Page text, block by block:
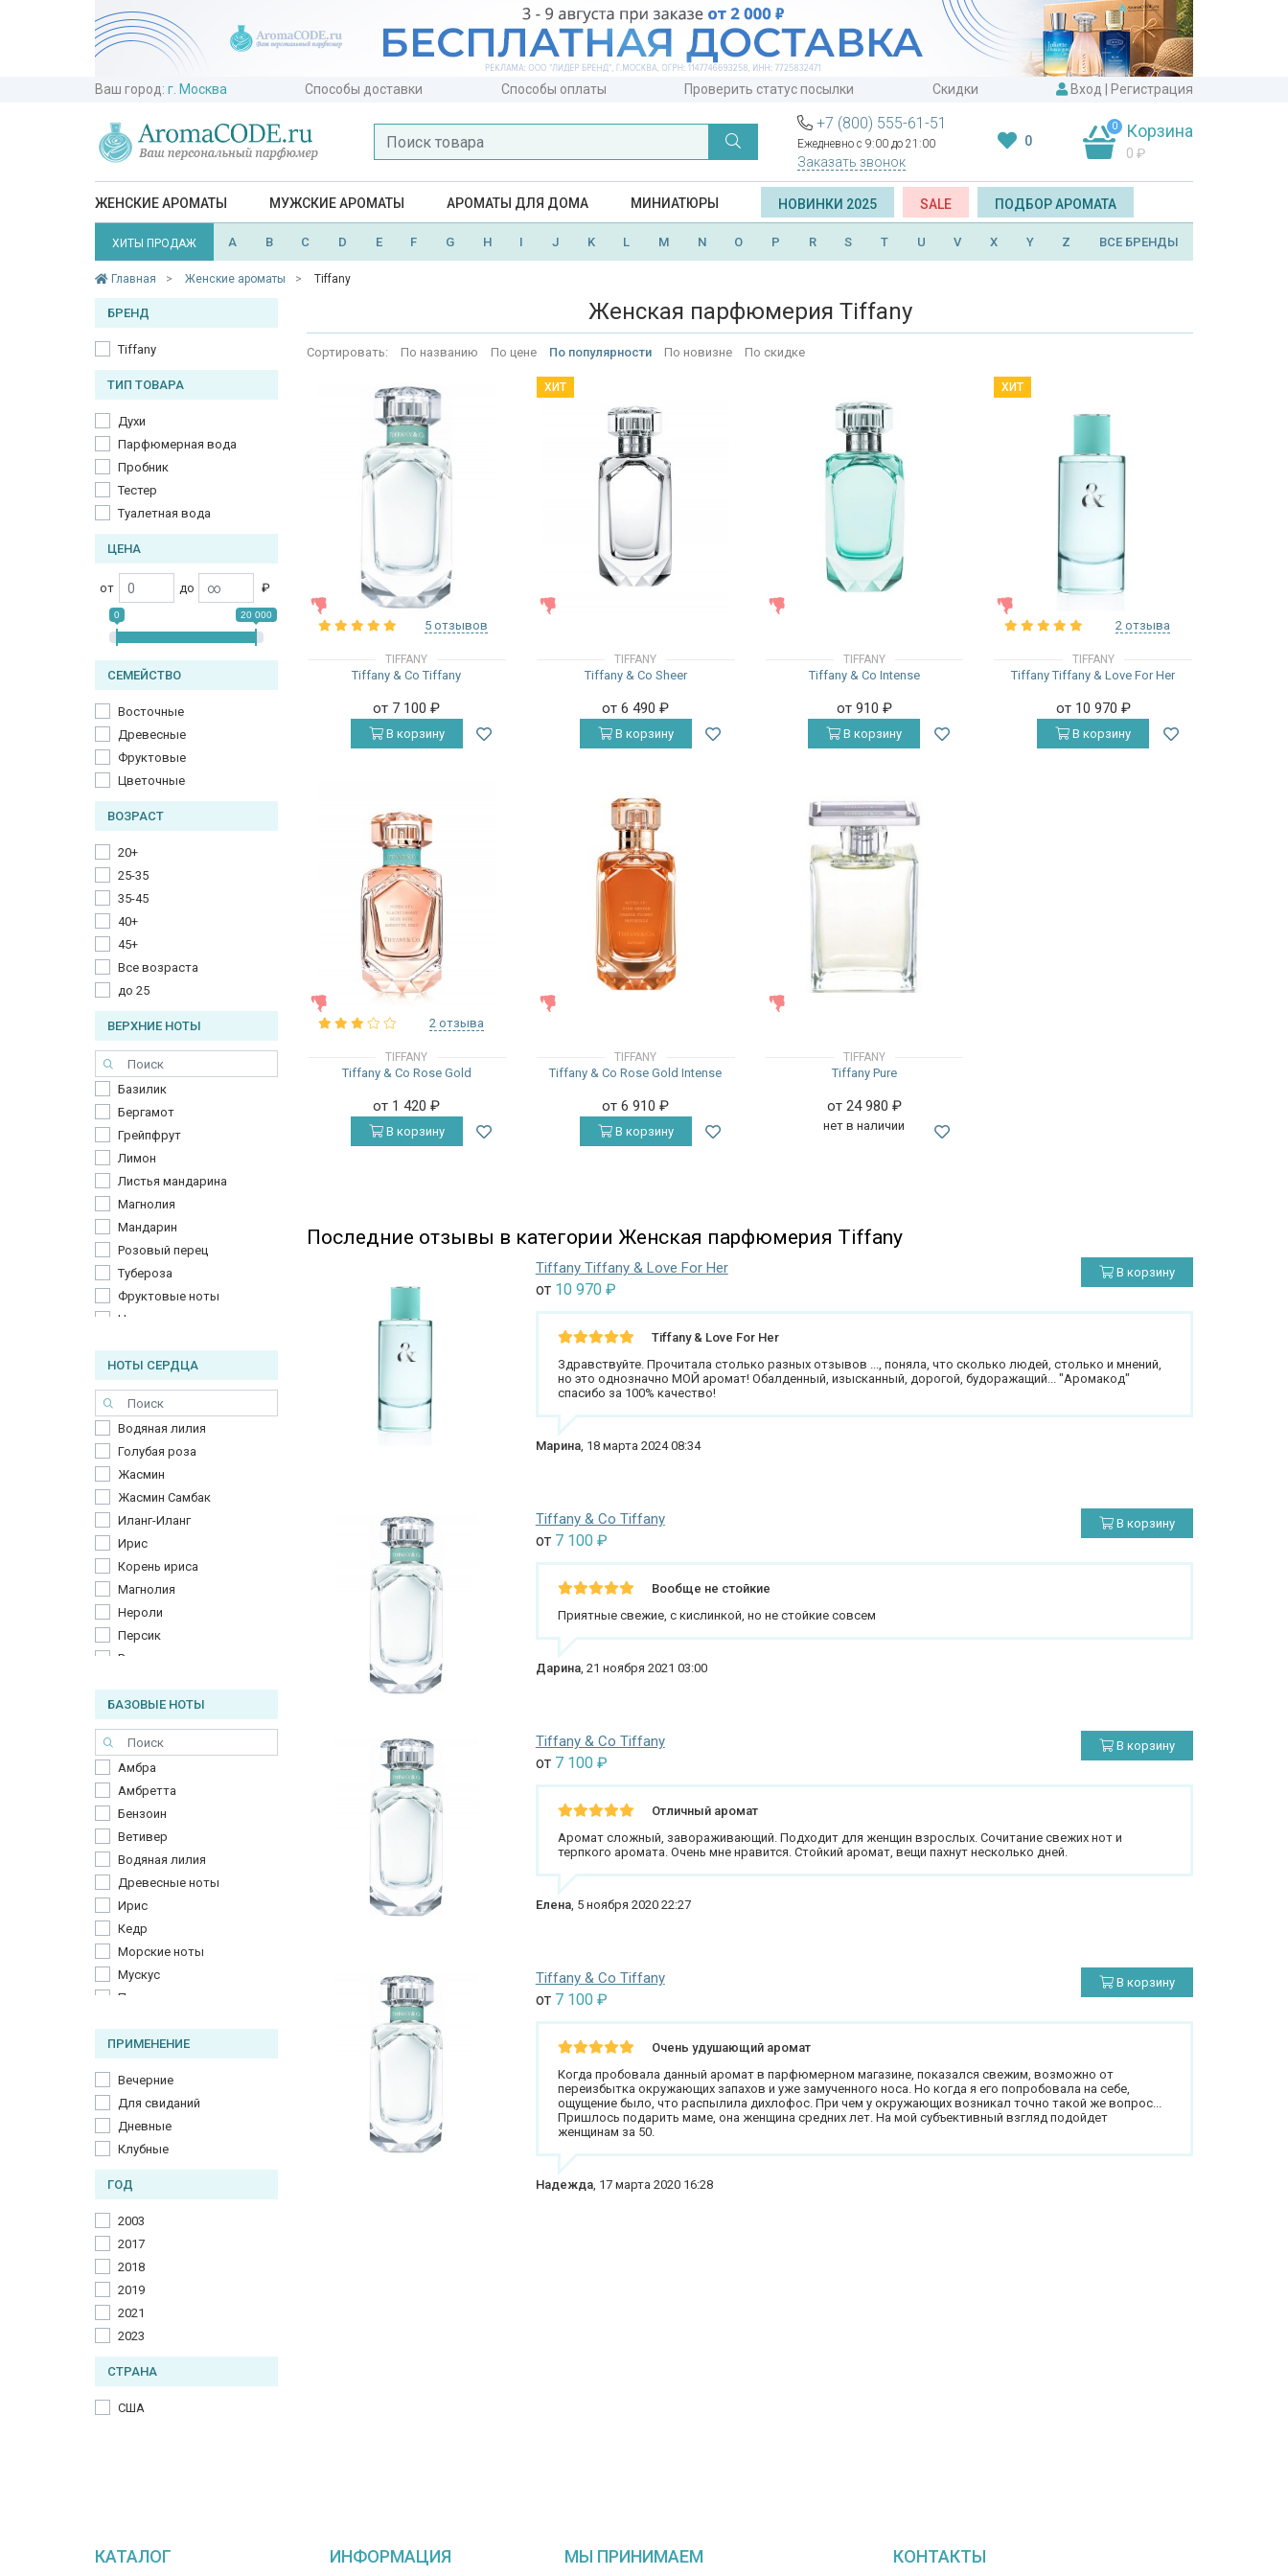
Ваш город: г. Москва Способы доставки Способы оплаты Проверить статус посылки Скидки Вход Регистрация
+7 (800) 555-61-51
Ежедневно с 9:00 до 21:00
Заказать звонок
0
0 Корзина
0 ₽
ЖЕНСКИЕ АРОМАТЫ МУЖСКИЕ АРОМАТЫ АРОМАТЫ ДЛЯ ДОМА МИНИАТЮРЫ НОВИНКИ 2025 SALE ПОДБОР АРОМАТА
ХИТЫ ПРОДАЖ A B C D E F G H I J K L M N O P R S T U V X Y Z ВСЕ БРЕНДЫ
Главная Женские ароматы Tiffany
БРЕНД
Tiffany
ТИП ТОВАРА
Духи
Парфюмерная вода
Пробник
Тестер
Туалетная вода
ЦЕНА
от до ₽
0 20 000
СЕМЕЙСТВО
Восточные
Древесные
Фруктовые
Цветочные
ВОЗРАСТ
20+
25-35
35-45
40+
45+
Все возраста
до 25
ВЕРХНИЕ НОТЫ
Базилик
Бергамот
Грейпфрут
Лимон
Листья мандарина
Магнолия
Мандарин
Розовый перец
Тубероза
Фруктовые ноты
Цитрусы
НОТЫ СЕРДЦА
Водяная лилия
Голубая роза
Жасмин
Жасмин Самбак
Иланг-Иланг
Ирис
Корень ириса
Магнолия
Нероли
Персик
Роза
Тубероза
Турецкая роза
Цветок апельсина
Черная смородина
БАЗОВЫЕ НОТЫ
Амбра
Амбретта
Бензоин
Ветивер
Водяная лилия
Древесные ноты
Ирис
Кедр
Морские ноты
Мускус
Пачули
Секвойя
ПРИМЕНЕНИЕ
Вечерние
Для свиданий
Дневные
Клубные
ГОД
2003
2017
2018
2019
2021
2023
СТРАНА
США
Женская парфюмерия Tiffany
Сортировать: По названию По цене По популярности По новизне По скидке
ЖЕНСКИЕ
5 отзывов
TIFFANY
Tiffany & Co Tiffany
от 7 100₽
В корзину
ХИТ
TIFFANY
Tiffany & Co Sheer
от 6 490₽
В корзину
TIFFANY
Tiffany & Co Intense
от 910 ₽
В корзину
ХИТ
2 отзыва
TIFFANY
Tiffany Tiffany & Love For Her
от 10 970 ₽
В корзину
2 отзыва
TIFFANY
Tiffany & Co Rose Gold
от 1 420₽
В корзину
TIFFANY
Tiffany & Co Rose Gold Intense
от 6 910₽
В корзину
TIFFANY
Tiffany Pure
от 24 980 ₽
нет в наличии
Последние отзывы в категории Женская парфюмерия Tiffany
Tiffany Tiffany & Love For Her
от 10 970 ₽
В корзину
Tiffany & Love For Her
Здравствуйте. Прочитала столько разных отзывов ..., поняла, что сколько людей, столько и мнений,
но это однозначно МОЙ аромат! Обалденный, изысканный, дорогой, будоражащий... "Аромакод"
спасибо за 100% качество!
Марина, 18 марта 2024 08:34
Tiffany & Co Tiffany
от 7 100 ₽
В корзину
Вообще не стойкие
Приятные свежие, с кислинкой, но не стойкие совсем
Дарина, 21 ноября 2021 03:00
Tiffany & Co Tiffany
от 7 100 ₽
В корзину
Отличный аромат
Аромат сложный, завораживающий. Подходит для женщин взрослых. Сочитание свежих нот и
терпкого аромата. Очень мне нравится. Стойкий аромат, вещи пахнут несколько дней.
Елена, 5 ноября 2020 22:27
Tiffany & Co Tiffany
от 7 100 ₽
В корзину
Очень удушающий аромат
Когда пробовала данный аромат в парфюмерном магазине, показался свежим, возможно от
переизбытка окружающих запахов и уже замученного носа. Но когда я его попробовала на себе,
ощущение было, что распылила дихлофос. При чем у окружающих возникал точно такой же вопрос...
Пришлось подарить маме, она женщина средних лет. На мой субъективный взгляд подойдет
женщинам за 50.
Надежда, 17 марта 2020 16:28
КАТАЛОГ ИНФОРМАЦИЯ МЫ ПРИНИМАЕМ КОНТАКТЫ